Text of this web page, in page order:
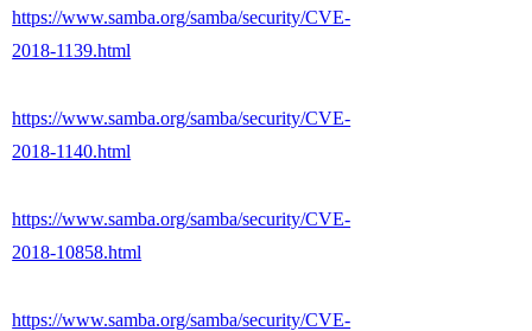
https://www.samba.org/samba/security/CVE-
2018-1139.html
https://www.samba.org/samba/security/CVE-
2018-1140.html
https://www.samba.org/samba/security/CVE-
2018-10858.html
https://www.samba.org/samba/security/CVE-